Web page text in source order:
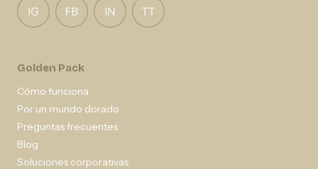
Golden Pack
Cómo funciona
Por un mundo dorado
Preguntas frecuentes
Blog
Soluciones corporativas